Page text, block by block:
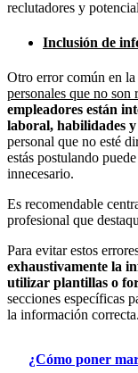
reclutadores y
Inclusión de
Otro error común en
personales que no son
empleadores están
laboral, habilidades
personal que no esté
estás postulando
innecesario.
Es recomendable
profesional que
Para evitar estos
exhaustivamente la
utilizar plantillas o
secciones específicas
la información correcta.
¿Cómo poner